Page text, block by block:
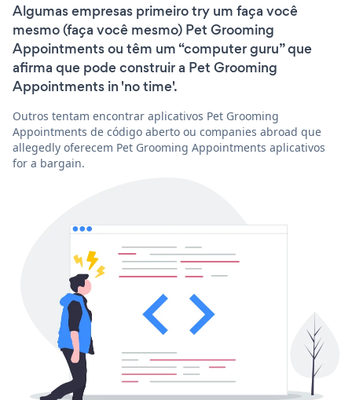
Algumas empresas primeiro try um faça você
mesmo (faça você mesmo) Pet Grooming
Appointments ou têm um “computer guru” que
afirma que pode construir a Pet Grooming
Appointments in 'no time'.
Outros tentam encontrar aplicativos Pet Grooming
Appointments de código aberto ou companies abroad que
allegedly oferecem Pet Grooming Appointments aplicativos
for a bargain.